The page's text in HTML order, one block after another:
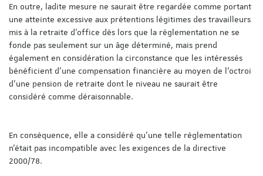
En outre, ladite mesure ne saurait être regardée comme portant
une atteinte excessive aux prétentions légitimes des travailleurs
mis à la retraite d’office dès lors que la règlementation ne se
fonde pas seulement sur un âge déterminé, mais prend
également en considération la circonstance que les intéressés
bénéficient d’une compensation financière au moyen de l’octroi
d’une pension de retraite dont le niveau ne saurait être
considéré comme déraisonnable.
En conséquence, elle a considéré qu’une telle réglementation
n’était pas incompatible avec les exigences de la directive
2000/78.